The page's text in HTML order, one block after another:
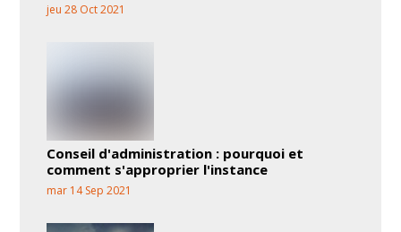
jeu 28 Oct 2021
Conseil d'administration : pourquoi et
comment s'approprier l'instance
mar 14 Sep 2021